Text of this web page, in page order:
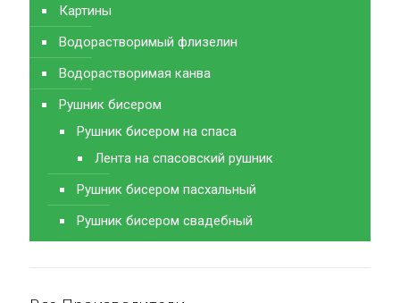
Картины
Водорастворимый флизелин
Водорастворимая канва
Рушник бисером
Рушник бисером на спаса
Лента на спасовский рушник
Рушник бисером пасхальный
Рушник бисером свадебный